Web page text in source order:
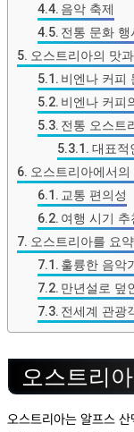
음악 축제
전통 문화 행
오스트리아의 맛
비엔나 커피
비엔나 커피
전통 오스트
대표적
오스트리아에서의
교통 편의성
여행 시기 추
오스트리아를 요
훌륭한 음악
만년설로 덮
전세계 관광
오스트리
오스트리아는 알프스